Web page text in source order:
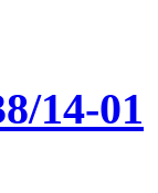
14-01